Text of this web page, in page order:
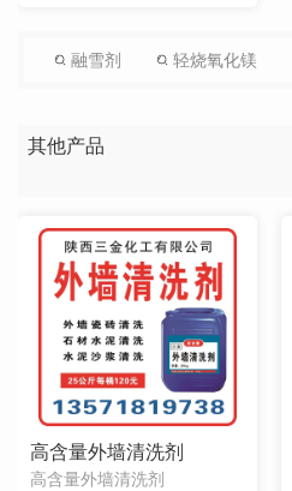
融雪剂 轻烧氧化镁
其他产品
高含量外墙清洗剂
高含量外墙清洗剂